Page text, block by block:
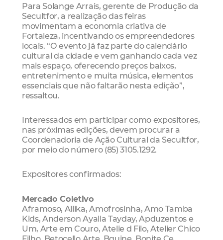
Para Solange Arrais, gerente de Produção da
Secultfor, a realização das feiras
movimentam a economia criativa de
Fortaleza, incentivando os empreendedores
locais. “O evento já faz parte do calendário
cultural da cidade e vem ganhando cada vez
mais espaço, oferecendo preços baixos,
entretenimento e muita música, elementos
essenciais que não faltarão nesta edição”,
ressaltou.
Interessados em participar como expositores,
nas próximas edições, devem procurar a
Coordenadoria de Ação Cultural da Secultfor,
por meio do número (85) 3105.1292.
Expositores confirmados:
Mercado Coletivo
Aframoso, Allika, Amofrosinha, Amo Tamba
Kids, Anderson Ayalla Tayday, Apduzentos e
Um, Arte em Couro, Atelie d Filo, Atelier Chico